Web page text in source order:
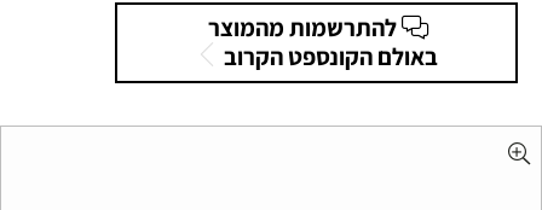
להתרשמות מהמוצר
באולם הקונספט הקרוב